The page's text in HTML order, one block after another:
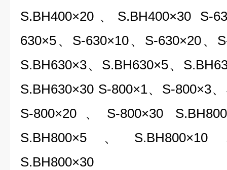
S.BH400×20、S.BH400×30 S-
630×5、S-630×10、S-630×20、
S.BH630×3、S.BH630×5、
S.BH630×30 S-800×1、S-800×3
S-800×20、S-800×30
S.BH800×5、
S.BH800×30